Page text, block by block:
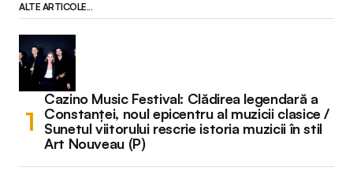
ALTE ARTICOLE...
Cazino Music Festival: Clădirea legendară a
Constanței, noul epicentru al muzicii clasice /
Sunetul viitorului rescrie istoria muzicii în stil
Art Nouveau (P)